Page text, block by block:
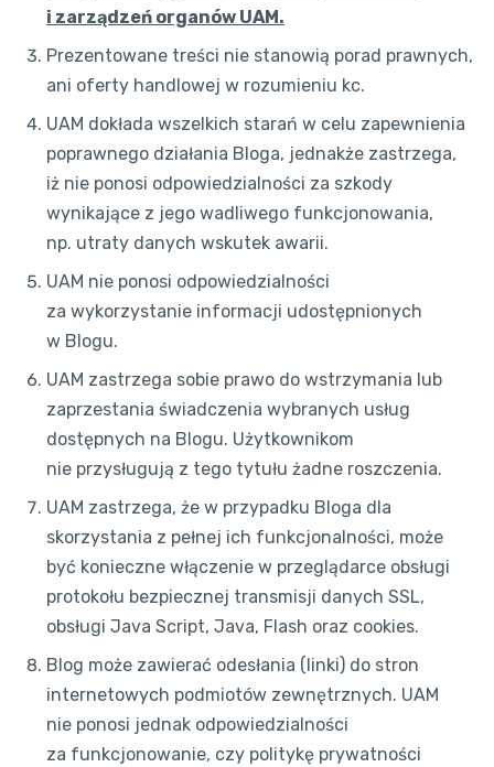
i zarządzeń organów UAM.
Prezentowane treści nie stanowią porad prawnych,
ani oferty handlowej w rozumieniu kc.
UAM dokłada wszelkich starań w celu zapewnienia
poprawnego działania Bloga, jednakże zastrzega,
iż nie ponosi odpowiedzialności za szkody
wynikające z jego wadliwego funkcjonowania,
np. utraty danych wskutek awarii.
UAM nie ponosi odpowiedzialności
za wykorzystanie informacji udostępnionych
w Blogu.
UAM zastrzega sobie prawo do wstrzymania lub
zaprzestania świadczenia wybranych usług
dostępnych na Blogu. Użytkownikom
nie przysługują z tego tytułu żadne roszczenia.
UAM zastrzega, że w przypadku Bloga dla
skorzystania z pełnej ich funkcjonalności, może
być konieczne włączenie w przeglądarce obsługi
protokołu bezpiecznej transmisji danych SSL,
obsługi Java Script, Java, Flash oraz cookies.
Blog może zawierać odesłania (linki) do stron
internetowych podmiotów zewnętrznych. UAM
nie ponosi jednak odpowiedzialności
za funkcjonowanie, czy politykę prywatności